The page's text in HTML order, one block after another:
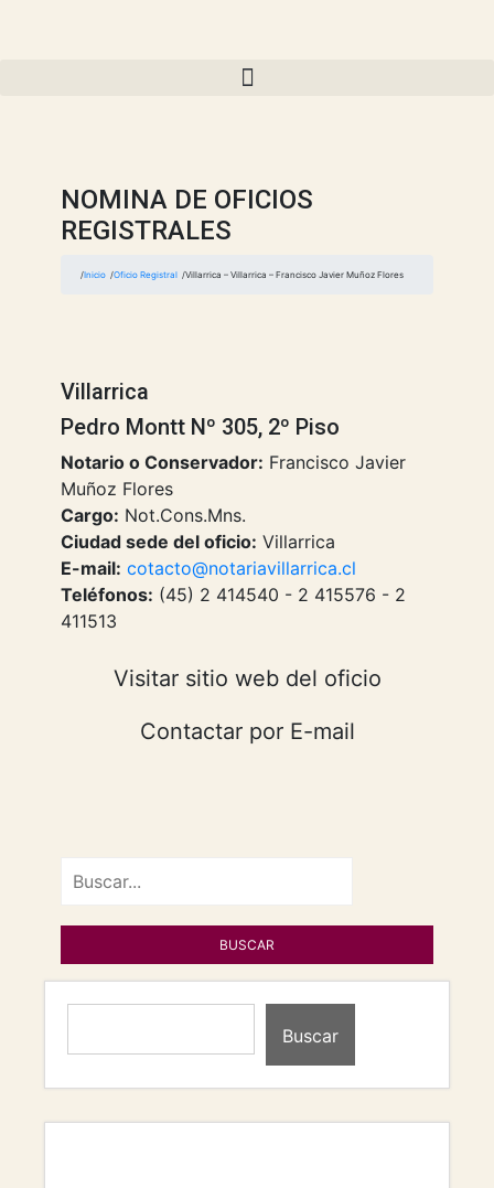
NOMINA DE OFICIOS
REGISTRALES
Inicio Oficio Registral Villarrica – Villarrica – Francisco Javier Muñoz Flores
Villarrica
Pedro Montt Nº 305, 2º Piso
Notario o Conservador: Francisco Javier
Muñoz Flores
Cargo: Not.Cons.Mns.
Ciudad sede del oficio: Villarrica
E-mail: cotacto@notariavillarrica.cl
Teléfonos: (45) 2 414540 - 2 415576 - 2
411513
Visitar sitio web del oficio
Contactar por E-mail
Buscar